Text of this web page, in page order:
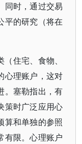
同时，通过交易
平的研究（将在
住宅、食物、
心理账户，这对
。塞勒指出，有
策时广泛应用心
算和单独的参照
有限。心理账户